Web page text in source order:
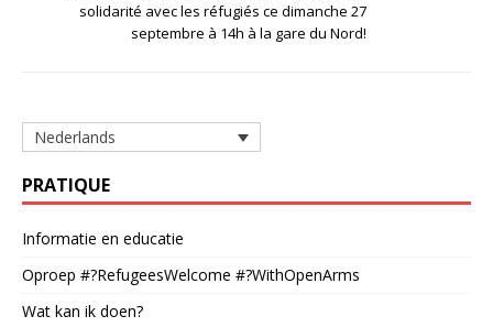
solidarité avec les réfugiés ce dimanche 27
septembre à 14h à la gare du Nord!
Nederlands
PRATIQUE
Informatie en educatie
Oproep #?RefugeesWelcome #?WithOpenArms
Wat kan ik doen?